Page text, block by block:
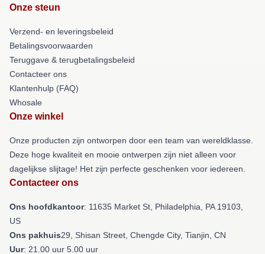
Onze steun
Verzend- en leveringsbeleid
Betalingsvoorwaarden
Teruggave & terugbetalingsbeleid
Contacteer ons
Klantenhulp (FAQ)
Whosale
Onze winkel
Onze producten zijn ontworpen door een team van wereldklasse.
Deze hoge kwaliteit en mooie ontwerpen zijn niet alleen voor
dagelijkse slijtage! Het zijn perfecte geschenken voor iedereen.
Contacteer ons
Ons hoofdkantoor: 11635 Market St, Philadelphia, PA 19103,
US
Ons pakhuis29, Shisan Street, Chengde City, Tianjin, CN
Uur: 21.00 uur 5.00 uur